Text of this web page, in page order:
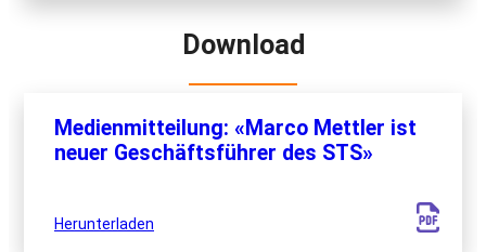
Download
Medienmitteilung: «Marco Mettler ist
neuer Geschäftsführer des STS»
Herunterladen